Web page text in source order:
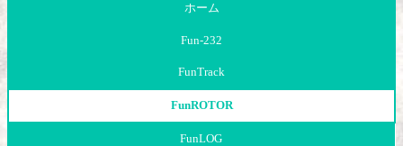
ホーム
Fun-232
FunTrack
FunROTOR
FunLOG